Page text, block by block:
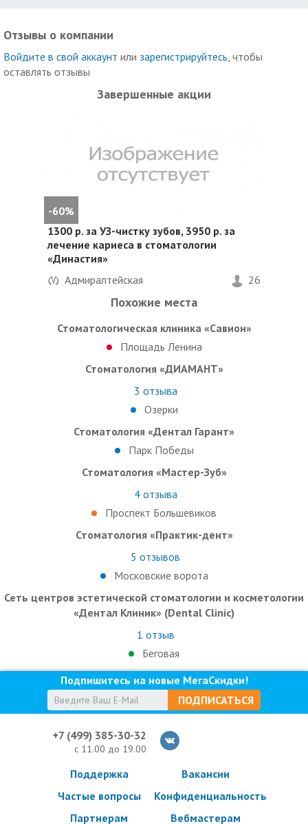
Отзывы о компании
Войдите в свой аккаунт или зарегистрируйтесь , чтобы
оставлять отзывы
Завершенные акции
-60%
1300 р. за УЗ-чистку зубов, 3950 р. за
лечение кариеса в стоматологии
«Династия»
Адмиралтейская
26
Похожие места
Стоматологическая клиника «Савион»
Площадь Ленина
Стоматология «ДИАМАНТ»
3 отзыва
Озерки
Стоматология «Дентал Гарант»
Парк Победы
Стоматология «Мастер-Зуб»
4отзыва
Проспект Большевиков
Стоматология «Практик-дент»
5 отзывов
Московские ворота
Сеть центров эстетической стоматологии и косметологии
«Дентал Клиник» (Dental Clinic)
1 отзыв
Беговая
Подпишитесь на новые МегаСкидки!
ПОДПИСАТЬСЯ
+7 (499) 385-30-32
с 11.00 до 19.00
Поддержка
Частые вопросы
Партнерам
Вакансии
Конфиденциальность
Вебмастерам